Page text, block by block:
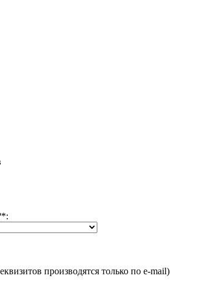
*:
производятся только по e-mail)